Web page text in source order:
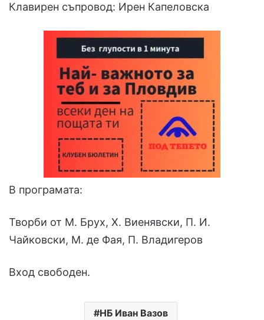
Клавирен съпровод: Ирен Капеловска
В програмата:
Творби от М. Брух, Х. Виенявски, П. И.
Чайковски, М. де Фая, П. Владигеров
Вход свободен.
НБ Иван Вазов